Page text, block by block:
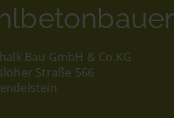
Bau GmbH & Co.KG
Straße 566